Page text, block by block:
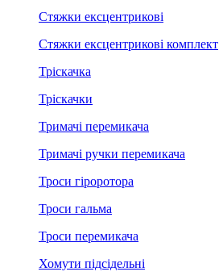
Стяжки ексцентрикові
Стяжки ексцентрикові комплект
Тріскачка
Тріскачки
Тримачі перемикача
Тримачі ручки перемикача
Троси гіроротора
Троси гальма
Троси перемикача
Хомути підсідельні